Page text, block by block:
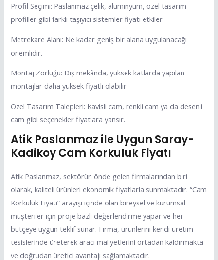
Profil Seçimi: Paslanmaz çelik, alüminyum, özel tasarım
profiller gibi farklı taşıyıcı sistemler fiyatı etkiler.
Metrekare Alanı: Ne kadar geniş bir alana uygulanacağı
önemlidir.
Montaj Zorluğu: Dış mekânda, yüksek katlarda yapılan
montajlar daha yüksek fiyatlı olabilir.
Özel Tasarım Talepleri: Kavisli cam, renkli cam ya da desenli
cam gibi seçenekler fiyatlara yansır.
Atik Paslanmaz ile Uygun Saray-
Kadikoy Cam Korkuluk Fiyatı
Atik Paslanmaz, sektörün önde gelen firmalarından biri
olarak, kaliteli ürünleri ekonomik fiyatlarla sunmaktadır. “Cam
Korkuluk Fiyatı” arayışı içinde olan bireysel ve kurumsal
müşteriler için proje bazlı değerlendirme yapar ve her
bütçeye uygun teklif sunar. Firma, ürünlerini kendi üretim
tesislerinde üreterek aracı maliyetlerini ortadan kaldırmakta
ve doğrudan üretici avantajı sağlamaktadır.